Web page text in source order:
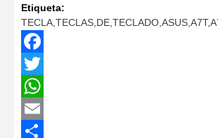
Etiqueta:
Facebook
Twitter
WhatsApp
Email